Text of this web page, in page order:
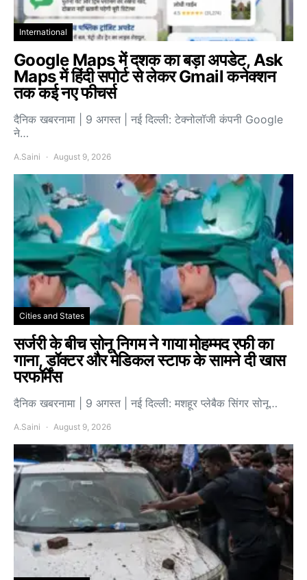
International
Google Maps में दशक का बड़ा अपडेट, Ask
Maps में हिंदी सपोर्ट से लेकर Gmail कनेक्शन
तक कई नए फीचर्स
दैनिक खबरनामा | 9 अगस्त | नई दिल्ली: टेक्नोलॉजी कंपनी Google
ने…
A.Saini August 9, 2026
Cities and States
सर्जरी के बीच सोनू निगम ने गाया मोहम्मद रफी का
गाना, डॉक्टर और मेडिकल स्टाफ के सामने दी खास
परफॉर्मेंस
दैनिक खबरनामा | 9 अगस्त | नई दिल्ली: मशहूर प्लेबैक सिंगर सोनू…
A.Saini August 9, 2026